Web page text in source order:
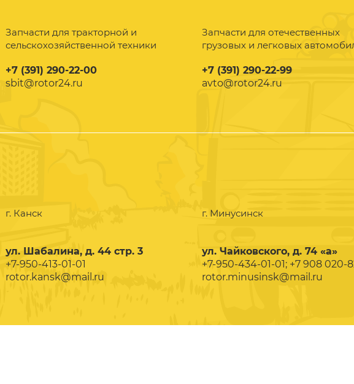
Запчасти для тракторной и
сельскохозяйственной техники
+7 (391) 290-22-00
sbit@rotor24.ru
Запчасти для отечественных
грузовых и легковых
+7 (391) 290-22-99
avto@rotor24.ru
г. Канск
ул. Шабалина, д. 44 стр. 3
+7-950-413-01-01
rotor.kansk@mail.ru
г. Минусинск
ул. Чайковского, д. 74 «а»
+7-950-434-01-01; +7 908 020-
rotor.minusinsk@mail.ru